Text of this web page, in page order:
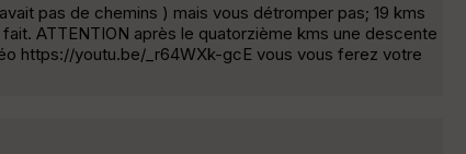
pas de chemins ) mais vous détromper pas; 19 kms
ATTENTION après le quatorzième kms une descente
https://youtu.be/_r64WXk-gcE vous vous ferez votre